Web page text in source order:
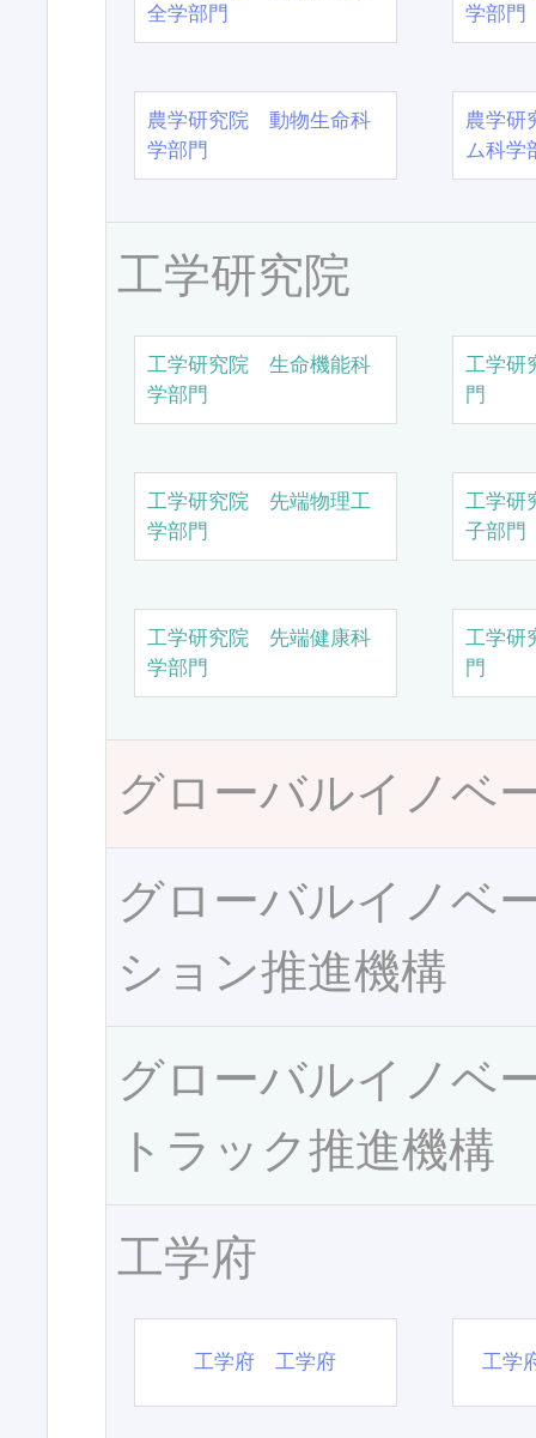
全学部門
学部門
農学研究院 動物生命科
学部門
農学
ム科学
工学研究院
工学研究院 生命機能科
学部門
工学研
門
工学研究院 先端物理工
学部門
工学研
子部門
工学研究院 先端健康科
学部門
工学研
門
グローバルイノベ
グローバルイノベ
ション推進機構
グローバルイノベ
トラック推進機構
工学府
工学府 工学府 工学